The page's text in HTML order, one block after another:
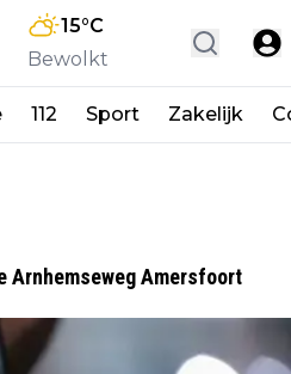
15°C
Bewolkt
112 Sport Zakelijk
Arnhemseweg Amersfoort